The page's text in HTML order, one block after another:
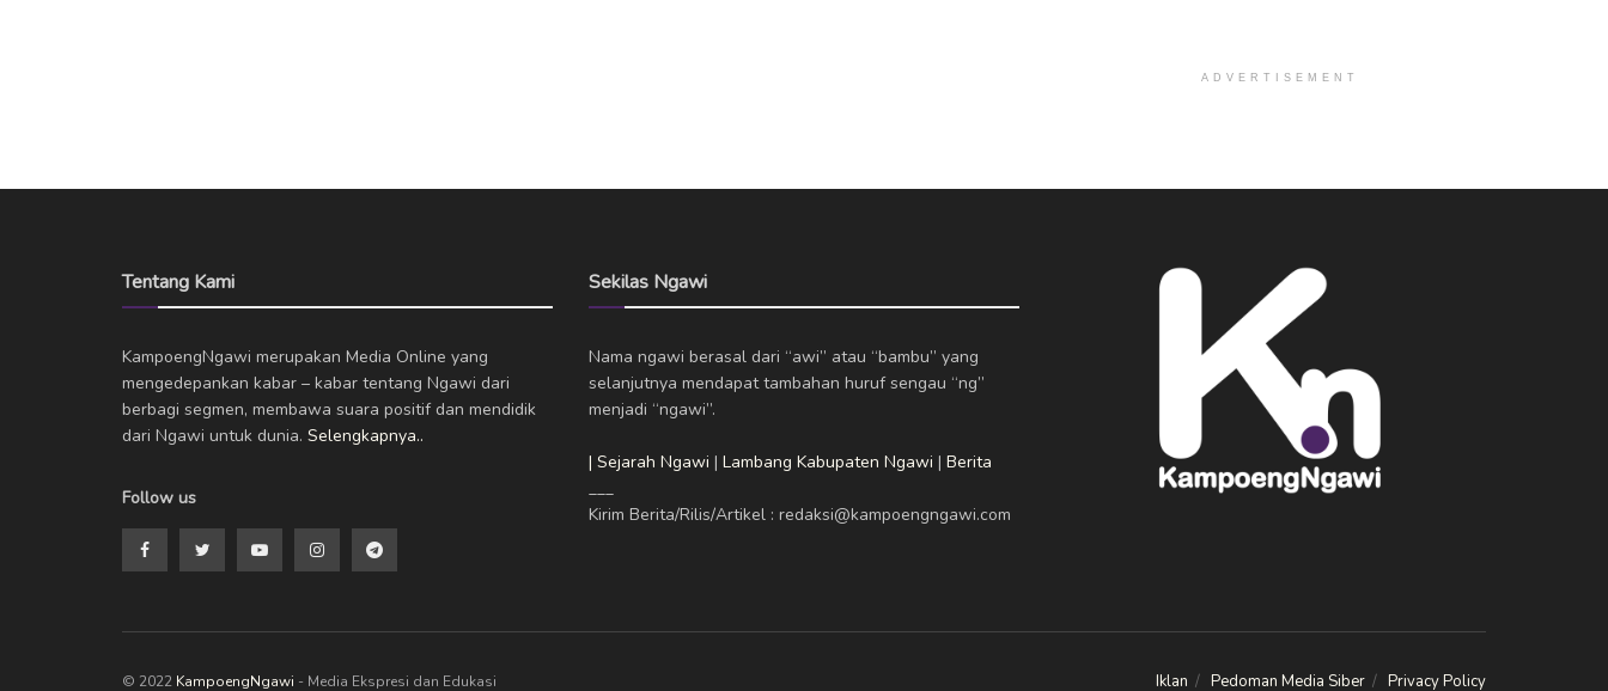
ADVERTISEMENT
Tentang Kami
KampoengNgawi merupakan Media Online yang
mengedepankan kabar – kabar tentang Ngawi dari
berbagi segmen, membawa suara positif dan mendidik
dari Ngawi untuk dunia. Selengkapnya..
Follow us
Sekilas Ngawi
Nama ngawi berasal dari “awi” atau “bambu” yang
selanjutnya mendapat tambahan huruf sengau “ng”
menjadi “ngawi”.
| Sejarah Ngawi | Lambang Kabupaten Ngawi | Berita
Kirim Berita/Rilis/Artikel : redaksi@kampoengngawi.com
Iklan Pedoman Media Siber Privacy Policy
© 2022 KampoengNgawi - Media Ekspresi dan Edukasi